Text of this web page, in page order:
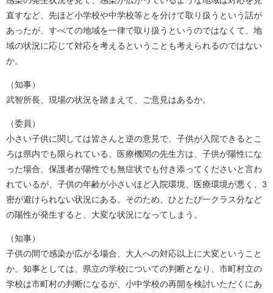
直すなど、先ほど小学校や中学校等とを分けて取り扱うという話が
あったが、すべての地域を一律で取り扱うというのではなくて、地
域の状況に応じて対応を考えるということも考えられるのではない
か。
（知事）
武智所長、現場の状況を踏まえて、ご意見はあるか。
（委員）
小さい子供に関しては皆さんと逆の意見で、子供が入院できるとこ
ろは県内でも限られている。医療機関の先生方は、子供が陽性にな
った場合、保護者が陽性でも無症状でも付き添ってくださいと言わ
れているが、子供の年齢が小さいほど入院環境、医療環境が悪く、3
密が避けられない状況にある。そのため、ひとたび一クラス分など
の陽性が発生すると、大変な状況になってしまう。
（知事）
子供の間で感染が広がる場合、大人への対応以上に大変ということ
か。知事としては、県立の学校についての判断となり、市町村立の
学校は市町村の判断になるが、小中学校の再開を検討いただくにあ